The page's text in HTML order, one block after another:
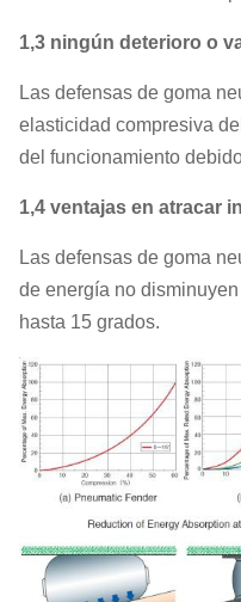
1,3 ningún deterioro o
Las defensas de goma
elasticidad compresiva
del funcionamiento
1,4 ventajas en atracar
Las defensas de goma
de energía no
hasta 15 grados.